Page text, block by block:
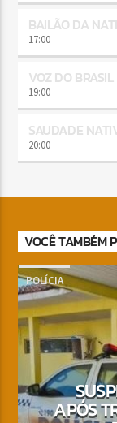
BAILÃO DA
17:00
VOZ DO BRASIL
19:00
SAUDADE
20:00
VOCÊ TAMBÉM
POLÍCIA
APÓS